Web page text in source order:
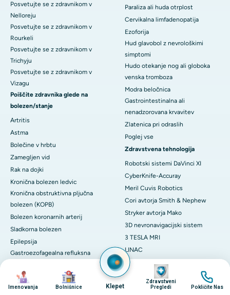
Image
Imenovanja
Image
Bolnišnice Klepet
Image
Zdravstveni
Pregledi
Image
Pokličite Nas
Posvetujte se z zdravnikom v
Nelloreju
Posvetujte se z zdravnikom v
Rourkeli
Posvetujte se z zdravnikom v
Trichyju
Posvetujte se z zdravnikom v
Vizagu
Poiščite zdravnika glede na
bolezen/stanje
Artritis
Astma
Bolečine v hrbtu
Zamegljen vid
Rak na dojki
Kronična bolezen ledvic
Kronična obstruktivna pljučna
bolezen (KOPB)
Bolezen koronarnih arterij
Sladkorna bolezen
Epilepsija
Gastroezofagealna refluksna
Odpoved srca
hernija diska
Paraliza ali huda otrplost
Cervikalna limfadenopatija
Ezoforija
Hud glavobol z nevrološkimi
simptomi
Hudo otekanje nog ali globoka
venska tromboza
Modra beločnica
Gastrointestinalna ali
nenadzorovana krvavitev
Zlatenica pri odraslih
Poglej vse
Zdravstvena tehnologija
Robotski sistemi DaVinci XI
CyberKnife-Accuray
Meril Cuvis Robotics
Cori avtorja Smith & Nephew
Stryker avtorja Mako
3D nevronavigacijski sistem
3 TESLA MRI
LINAC
ECMO
Sistem MOSES 2.0
Terapija z vodno paro Rezum